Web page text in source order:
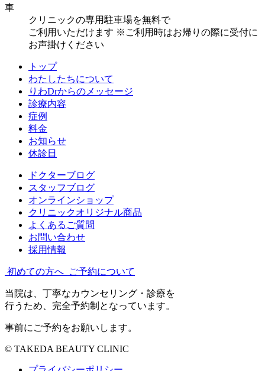
車
クリニックの専用駐車場を無料で
ご利用いただけます ※ご利用時はお帰りの際に受付に
お声掛けください
トップ
わたしたちについて
りわDrからのメッセージ
診療内容
症例
料金
お知らせ
休診日
ドクターブログ
スタッフブログ
オンラインショップ
クリニックオリジナル商品
よくあるご質問
お問い合わせ
採用情報
初めての方へ ご予約について
当院は、丁寧なカウンセリング・診療を
行うため、完全予約制となっています。
事前にご予約をお願いします。
© TAKEDA BEAUTY CLINIC